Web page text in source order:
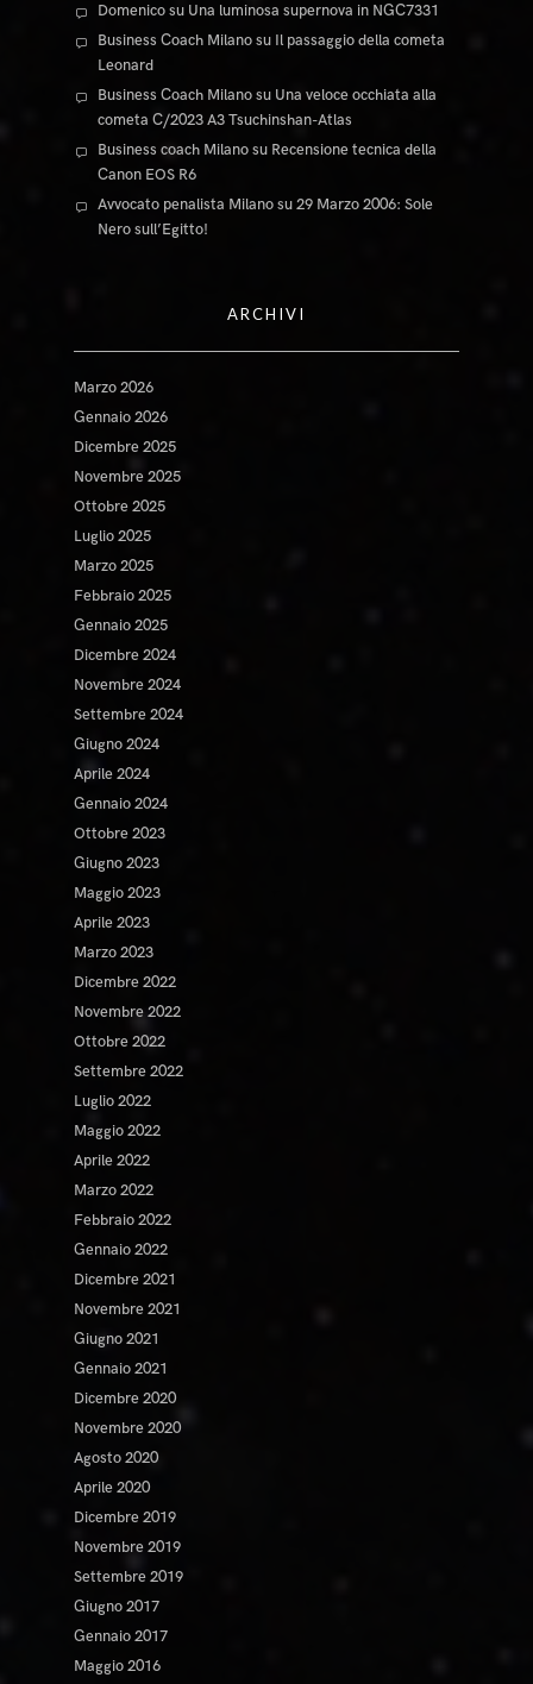
Domenicosu Una luminosa supernova in NGC7331
Business Coach Milanosu Il passaggio della cometa
Leonard
Business Coach Milanosu Una veloce occhiata alla
cometa C/2023 A3 Tsuchinshan-Atlas
Business coach Milanosu Recensione tecnica della
Canon EOS R6
Avvocato penalista Milanosu29 Marzo 2006: Sole
Nero sull’Egitto!
ARCHIVI
Marzo 2026
Gennaio 2026
Dicembre 2025
Novembre 2025
Ottobre 2025
Luglio 2025
Marzo 2025
Febbraio 2025
Gennaio 2025
Dicembre 2024
Novembre 2024
Settembre 2024
Giugno 2024
Aprile 2024
Gennaio 2024
Ottobre 2023
Giugno 2023
Maggio 2023
Aprile 2023
Marzo 2023
Dicembre 2022
Novembre 2022
Ottobre 2022
Settembre 2022
Luglio 2022
Maggio 2022
Aprile 2022
Marzo 2022
Febbraio 2022
Gennaio 2022
Dicembre 2021
Novembre 2021
Giugno 2021
Gennaio 2021
Dicembre 2020
Novembre 2020
Agosto 2020
Aprile 2020
Dicembre 2019
Novembre 2019
Settembre 2019
Giugno 2017
Gennaio 2017
Maggio 2016